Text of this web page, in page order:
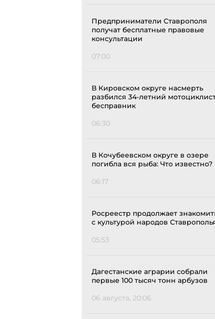
Предприниматели Ставрополя
получат бесплатные правовые
консультации
07:00
В Кировском округе насмерть
разбился 34-летний
бесправник
06:30
В Кочубеевском округе в озере
погибла вся рыба: Что известно?
06:17
Росреестр продолжает
с культурой народов
05:53
Дагестанские аграрии собрали
первые 100 тысяч тонн арбузов
06 августа, 20:06